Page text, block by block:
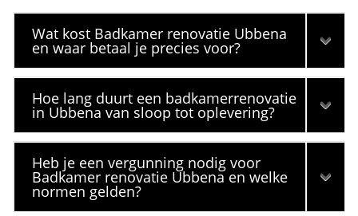
Wat kost Badkamer renovatie Ubbena
en waar betaal je precies voor?
Hoe lang duurt een badkamerrenovatie
in Ubbena van sloop tot oplevering?
Heb je een vergunning nodig voor
Badkamer renovatie Ubbena en welke
normen gelden?